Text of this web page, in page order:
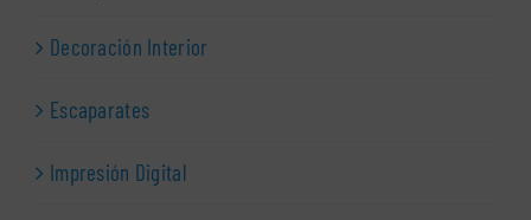
Decoración Interior
Escaparates
Impresión Digital